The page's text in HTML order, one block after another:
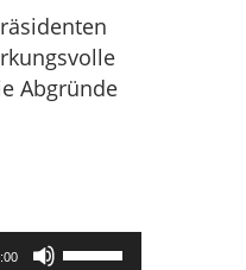
Abgründe
Pfeiltasten